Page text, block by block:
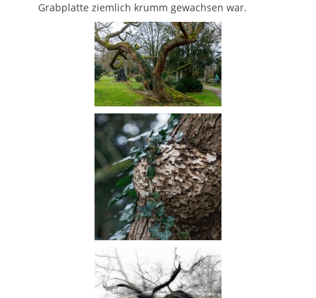
Grabplatte ziemlich krumm gewachsen war.